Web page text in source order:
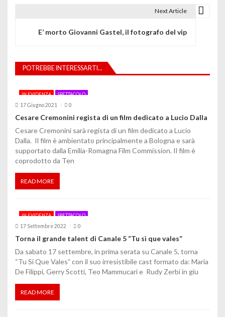
o
n
e
a
r
t
c
o
l
i
Next Article
E’ morto Giovanni Gastel, il fotografo del vip
POTREBBE INTERESSARTI...
IN EVIDENZA SPETTACOLO
17 Giugno 2021 0
Cesare Cremonini regista di un film dedicato a Lucio Dalla
Cesare Cremonini sarà regista di un film dedicato a Lucio
Dalla. Il film è ambientato principalmente a Bologna e sarà
supportato dalla Emilia-Romagna Film Commission. Il film è
coprodotto da Ten
READ MORE
IN EVIDENZA SPETTACOLO
17 Settembre 2022 0
Torna il grande talent di Canale 5 “Tu sì que vales”
Da sabato 17 settembre, in prima serata su Canale 5, torna
“Tu Si Que Vales” con il suo irresistibile cast formato da: Maria
De Filippi, Gerry Scotti, Teo Mammucari e Rudy Zerbi in giu
READ MORE